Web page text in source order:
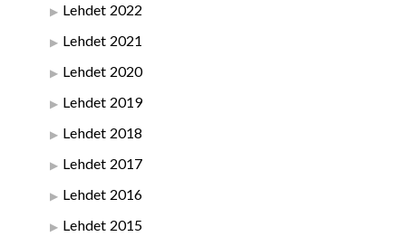
Lehdet 2022
Lehdet 2021
Lehdet 2020
Lehdet 2019
Lehdet 2018
Lehdet 2017
Lehdet 2016
Lehdet 2015